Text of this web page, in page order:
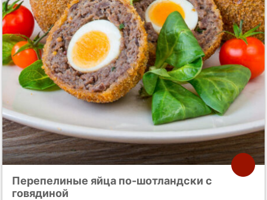
Перепелиные яйца по-шотландски с
говядиной